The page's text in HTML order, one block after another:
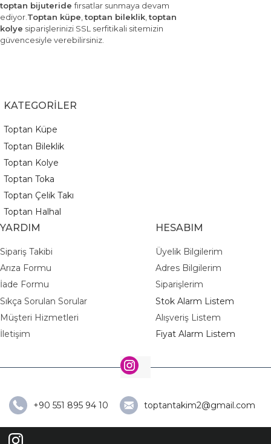
toptan bijuteridefırsatlar sunmaya devam
ediyor.Toptan küpe,toptan bileklik,toptan
kolye siparişlerinizi SSL serfitikali sitemizin
güvencesiyle verebilirsiniz.
KATEGORİLER
Toptan Küpe
Toptan Bileklik
Toptan Kolye
Toptan Toka
Toptan Çelik Takı
Toptan Halhal
YARDIM
Sipariş Takibi
Arıza Formu
İade Formu
Sıkça Sorulan Sorular
Müşteri Hizmetleri
İletişim
HESABIM
Üyelik Bilgilerim
Adres Bilgilerim
Siparişlerim
Stok Alarm Listem
Alışveriş Listem
Fiyat Alarm Listem
+90 551 895 94 10 toptantakim2@gmail.com